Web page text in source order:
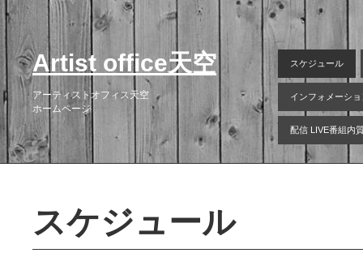
Artist office天空
アーティストオフィス天空
ホームページ
スケジュール
インフォメーショ
配信 LIVE番組内
スケジュール